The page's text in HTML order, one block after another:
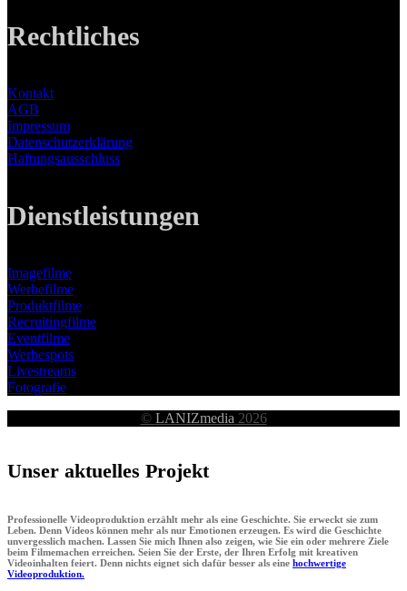
Rechtliches
Kontakt
AGB
Impressum
Datenschutzerklärung
Haftungsausschluss
Dienstleistungen
Imagefilme
Werbefilme
Produktfilme
Recruitingfilme
Eventfilme
Werbespots
Livestreams
Fotografie
© LANIZmedia 2026
Unser aktuelles Projekt
Professionelle Videoproduktion erzählt mehr als eine Geschichte. Sie erweckt sie zum
Leben. Denn Videos können mehr als nur Emotionen erzeugen. Es wird die Geschichte
unvergesslich machen. Lassen Sie mich Ihnen also zeigen, wie Sie ein oder mehrere Ziele
beim Filmemachen erreichen. Seien Sie der Erste, der Ihren Erfolg mit kreativen
Videoinhalten feiert. Denn nichts eignet sich dafür besser als eine hochwertige
Videoproduktion.